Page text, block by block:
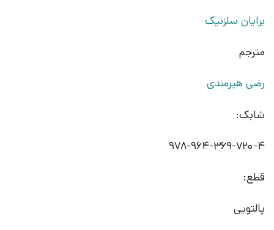
برایان سلزنیک
مترجم
رضی هیرمندی
شابک:
978-964-369-720-4
قطع:
پالتویی